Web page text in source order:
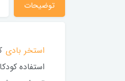
توضیحات
استخر بادی
استفاده